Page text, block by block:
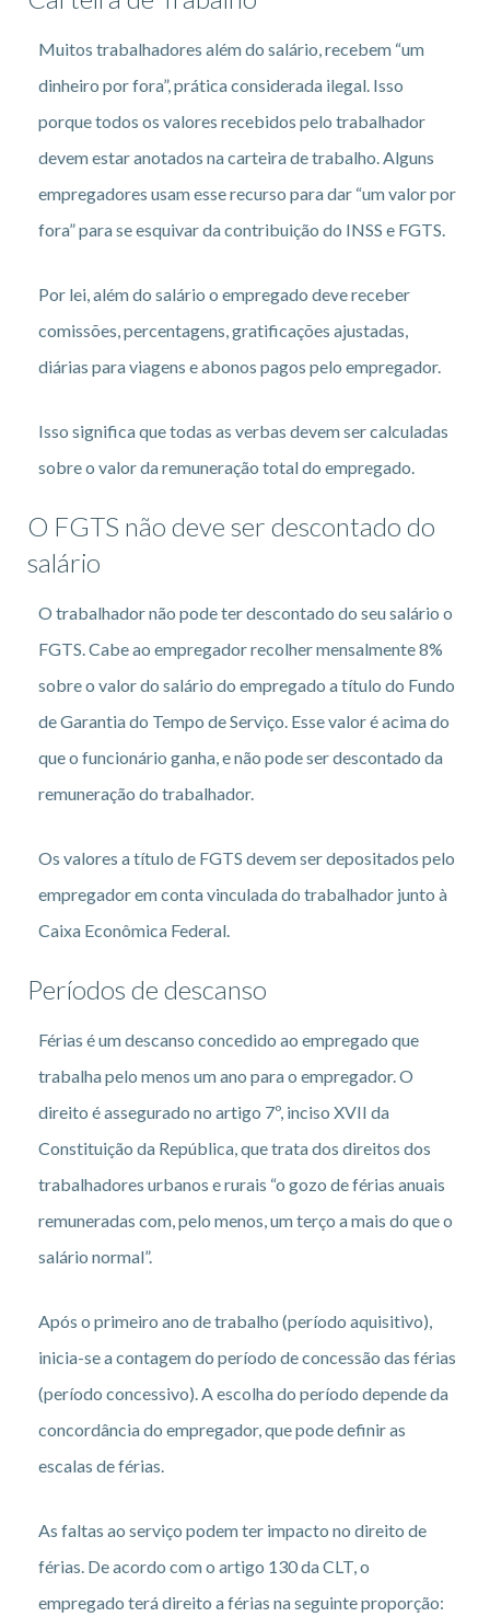
Muitos trabalhadores além do salário, recebem “um
dinheiro por fora”, prática considerada ilegal. Isso
porque todos os valores recebidos pelo trabalhador
devem estar anotados na carteira de trabalho. Alguns
empregadores usam esse recurso para dar “um valor por
fora” para se esquivar da contribuição do INSS e FGTS.
Por lei, além do salário o empregado deve receber
comissões, percentagens, gratificações ajustadas,
diárias para viagens e abonos pagos pelo empregador.
Isso significa que todas as verbas devem ser calculadas
sobre o valor da remuneração total do empregado.
O FGTS não deve ser descontado do
salário
O trabalhador não pode ter descontado do seu salário o
FGTS. Cabe ao empregador recolher mensalmente 8%
sobre o valor do salário do empregado a título do Fundo
de Garantia do Tempo de Serviço. Esse valor é acima do
que o funcionário ganha, e não pode ser descontado da
remuneração do trabalhador.
Os valores a título de FGTS devem ser depositados pelo
empregador em conta vinculada do trabalhador junto à
Caixa Econômica Federal.
Períodos de descanso
Férias é um descanso concedido ao empregado que
trabalha pelo menos um ano para o empregador. O
direito é assegurado no artigo 7º, inciso XVII da
Constituição da República, que trata dos direitos dos
trabalhadores urbanos e rurais “o gozo de férias anuais
remuneradas com, pelo menos, um terço a mais do que o
salário normal”.
Após o primeiro ano de trabalho (período aquisitivo),
inicia-se a contagem do período de concessão das férias
(período concessivo). A escolha do período depende da
concordância do empregador, que pode definir as
escalas de férias.
As faltas ao serviço podem ter impacto no direito de
férias. De acordo com o artigo 130 da CLT, o
empregado terá direito a férias na seguinte proporção: